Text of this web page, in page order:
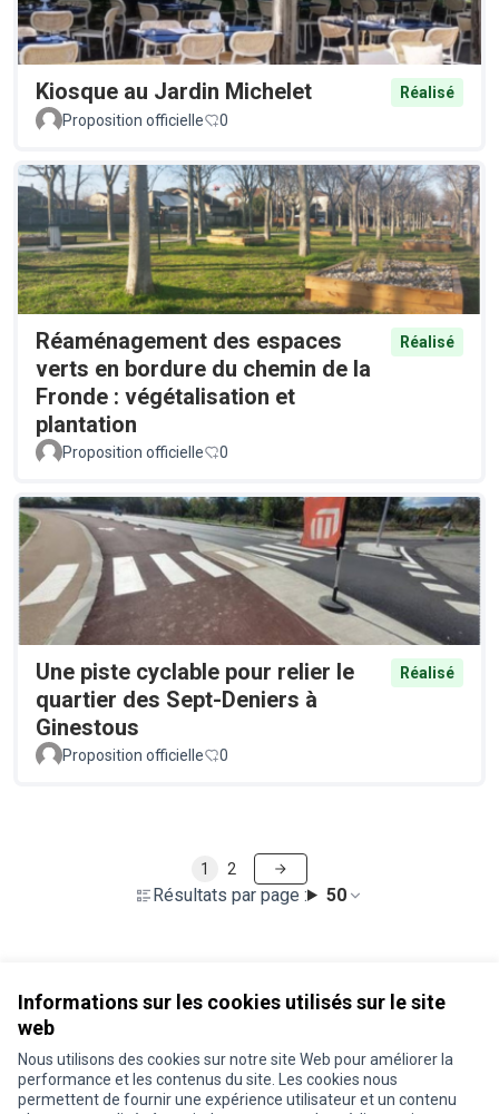
Informations sur les cookies utilisés sur le site
web
Nous utilisons des cookies sur notre site Web pour améliorer la
performance et les contenus du site. Les cookies nous
permettent de fournir une expérience utilisateur et un contenu
Kiosque au Jardin Michelet
Réalisé
Proposition officielle
0
Réaménagement des espaces
verts en bordure du chemin de la
Fronde : végétalisation et
plantation
Réalisé
Proposition officielle 0
Une piste cyclable pour relier le
quartier des Sept-Deniers à
Ginestous
Réalisé
Proposition officielle 0
Résultats par page : 50
1 2
Conditions d'utilisation
Paramètres des cookies
Je participe ! sur X
Je participe ! sur Facebook
Je participe ! sur Instagram